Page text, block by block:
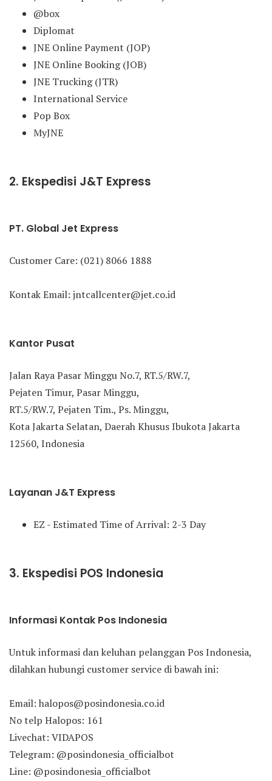
@box
Diplomat
JNE Online Payment (JOP)
JNE Online Booking (JOB)
JNE Trucking (JTR)
International Service
Pop Box
MyJNE
2. Ekspedisi J&T Express
PT. Global Jet Express
Customer Care: (021) 8066 1888
Kontak Email: jntcallcenter@jet.co.id
Kantor Pusat
Jalan Raya Pasar Minggu No.7, RT.5/RW.7,
Pejaten Timur, Pasar Minggu,
RT.5/RW.7, Pejaten Tim., Ps. Minggu,
Kota Jakarta Selatan, Daerah Khusus Ibukota Jakarta
12560, Indonesia
Layanan J&T Express
EZ - Estimated Time of Arrival: 2-3 Day
3. Ekspedisi POS Indonesia
Informasi Kontak Pos Indonesia
Untuk informasi dan keluhan pelanggan Pos Indonesia,
dilahkan hubungi customer service di bawah ini:
Email: halopos@posindonesia.co.id
No telp Halopos: 161
Livechat: VIDAPOS
Telegram: @posindonesia_officialbot
Line: @posindonesia_officialbot